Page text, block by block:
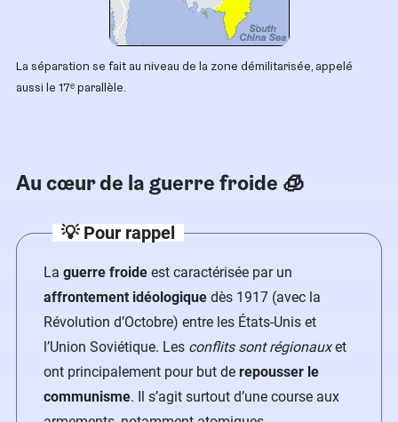
La séparation se fait au niveau de la zone démilitarisée, appelé
aussi le 17ᵉ parallèle.
Au cœur de la guerre froide 🧊
💡 Pour rappel
La guerre froide est caractérisée par un
affrontement idéologique dès 1917 (avec la
Révolution d’Octobre) entre les États-Unis et
l’Union Soviétique. Les conflits sont régionauxet
ont principalement pour but de repousser le
communisme. Il s’agit surtout d’une course aux